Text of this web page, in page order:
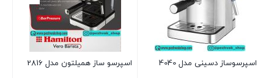
اسپرسوساز دسینی مدل 4040 اسپرسو ساز همیلتون مدل 2816